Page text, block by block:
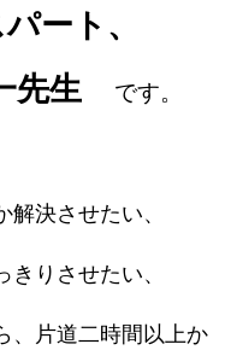
ート、
先生 です。
決させたい、
りさせたい、
、片道二時間以上か